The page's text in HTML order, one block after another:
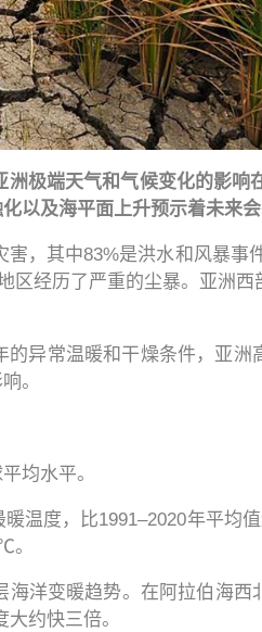
极端天气和气候变化的影响
以及海平面上升预示着未来会
，其中83%是洪水和风暴事
经历了严重的尘暴。亚洲
异常温暖和干燥条件，亚
。
均水平。
温度，比1991–2020年平均
。
洋变暖趋势。在阿拉伯海西
约快三倍。